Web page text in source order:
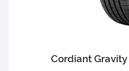
Cordiant